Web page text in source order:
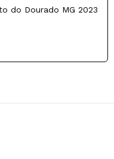
do Dourado MG 2023